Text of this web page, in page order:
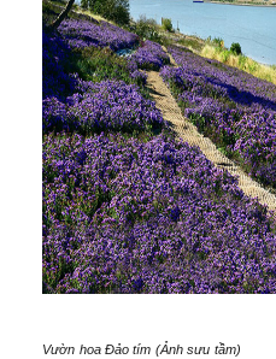
Vườn hoa Đảo tím (Ảnh sưu tầm)